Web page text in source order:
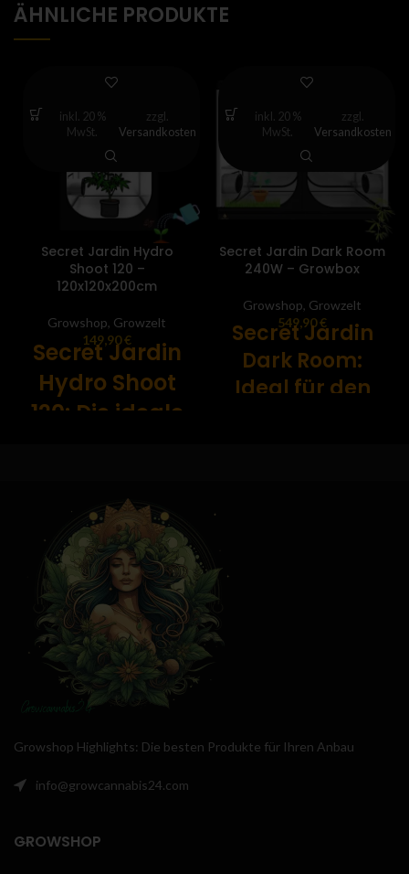
ÄHNLICHE PRODUKTE
Secret Jardin Hydro
Shoot 120 –
120x120x200cm
Growshop, Growzelt
149,90€
Secret Jardin
Hydro Shoot
120: Die ideale
Hydro ShootSerie von
Jardinist eine sehr
kostengünstige und
benutzerfreundliche Growbox,
die sowohl für Anfänger als auch
für erfahrene Indoor-Grower
geeignet ist. Die Hydro Shoot Serie
bietet ein großes Platzangebot,
einfache Montage und einen
hervorragenden Preis-Leistungs-
Verhältnis, sodass man mit einer
solchen Box problemlos starten
inkl. 20 %
MwSt.
zzgl.
Versandkosten
Secret Jardin Dark Room
240W – Growbox
Growshop, Growzelt
549,90€
Secret Jardin
Dark Room:
Ideal für den
inkl. 20 %
MwSt.
zzgl.
Versandkosten
Growshop Highlights: Die besten Produkte für Ihren Anbau
info@growcannabis24.com
GROWSHOP